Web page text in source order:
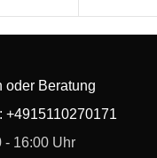
oder Beratung
+4915110270171
- 16:00 Uhr